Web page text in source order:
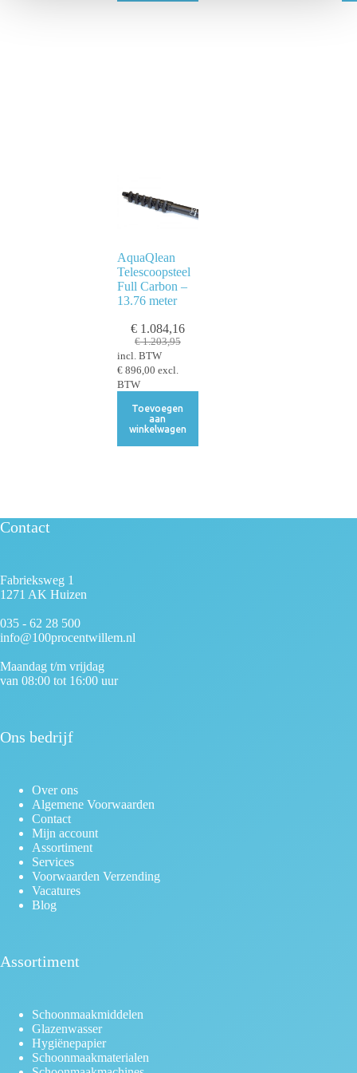
AquaQlean
Telescoopsteel
Full Carbon –
13.76 meter
€1.203,95
€1.084,16
incl. BTW
€896,00 excl.
BTW
Toevoegen
aan
winkelwagen
Contact
Fabrieksweg 1
1271 AK Huizen
035 - 62 28 500
info@100procentwillem.nl
Maandag t/m vrijdag
van 08:00 tot 16:00 uur
Ons bedrijf
Over ons
Algemene Voorwaarden
Contact
Mijn account
Assortiment
Services
Voorwaarden Verzending
Vacatures
Blog
Assortiment
Schoonmaakmiddelen
Glazenwasser
Hygiënepapier
Schoonmaakmaterialen